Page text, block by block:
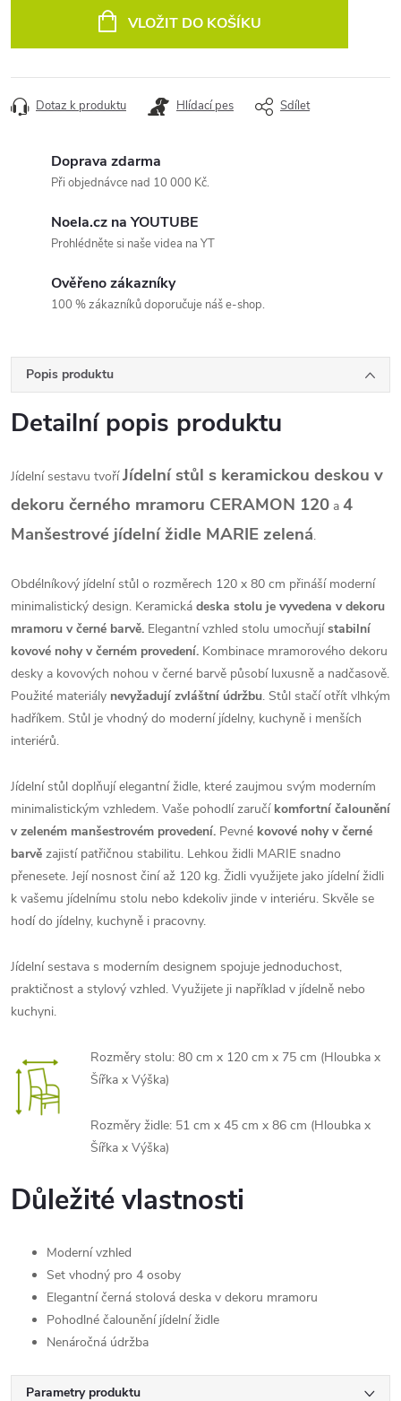
VLOŽIT DO KOŠÍKU
Dotaz k produktu Hlídací pes Sdílet
Doprava zdarma
Při objednávce nad 10 000 Kč.
Noela.cz na YOUTUBE
Prohlédněte si naše videa na YT
Ověřeno zákazníky
100 % zákazníků doporučuje náš e-shop.
Popis produktu
Detailní popis produktu
Jídelní sestavu tvoříJídelní stůl s keramickou deskou v
dekoru černého mramoru CERAMON 120 a 4
Manšestrové jídelní židle MARIE zelená.
Obdélníkový jídelní stůl o rozměrech 120 x 80 cm přináší moderní
minimalistický design. Keramická deska stolu je vyvedena v dekoru
mramoru v černé barvě. Elegantní vzhled stolu umocňujístabilní
kovové nohy v černém provedení. Kombinace mramorového dekoru
desky a kovových nohou v černé barvě působí luxusně a nadčasově.
Použité materiály nevyžadují zvláštní údržbu. Stůl stačí otřít vlhkým
hadříkem. Stůl je vhodný do moderní jídelny, kuchyně i menších
interiérů.
Jídelní stůl doplňují elegantní židle, které zaujmou svým moderním
minimalistickým vzhledem. Vaše pohodlí zaručí komfortní čalounění
v zeleném manšestrovém provedení. Pevné kovové nohy v černé
barvě zajistí patřičnou stabilitu. Lehkou židli MARIE snadno
přenesete. Její nosnost činí až 120 kg. Židli využijete jako jídelní židli
k vašemu jídelnímu stolu nebo kdekoliv jinde v interiéru. Skvěle se
hodí do jídelny, kuchyně i pracovny.
Jídelní sestava s moderním designem spojuje jednoduchost,
praktičnost a stylový vzhled. Využijete ji například v jídelně nebo
kuchyni.
Rozměry stolu: 80 cm x 120 cm x 75 cm (Hloubka x
Šířka x Výška)
Rozměry židle: 51 cm x 45 cm x 86 cm (Hloubka x
Šířka x Výška)
Důležité vlastnosti
Moderní vzhled
Set vhodný pro 4 osoby
Elegantní černá stolová deska v dekoru mramoru
Pohodlné čalounění jídelní židle
Nenáročná údržba
Parametry produktu